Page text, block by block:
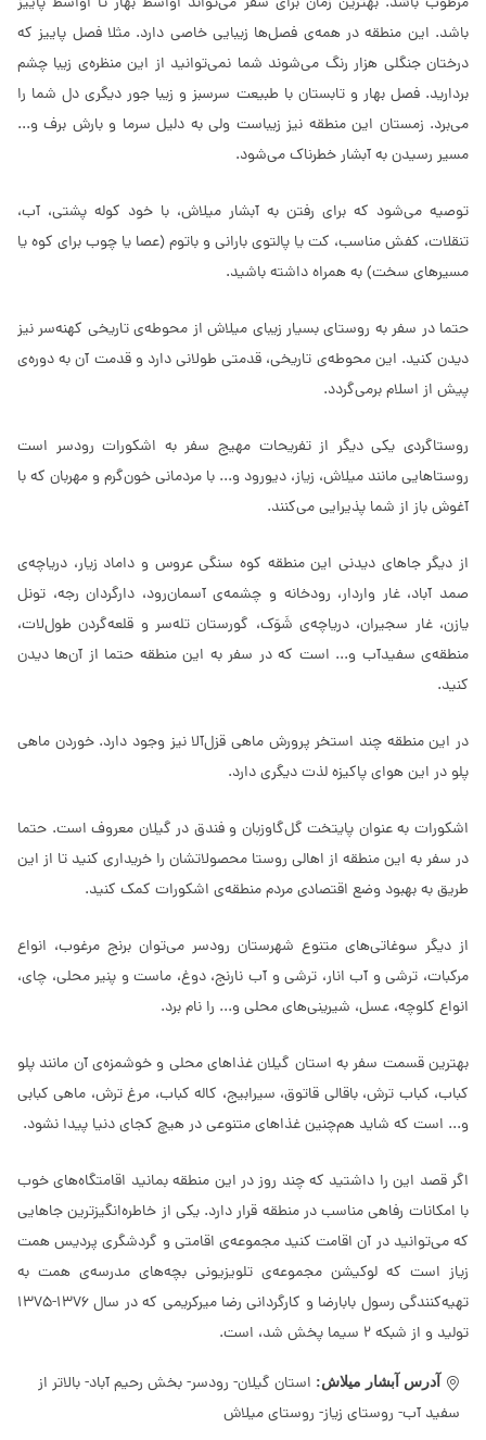
باشد. این منطقه در همه‌ی فصل‌ها زیبایی خاصی دارد. مثلا فصل پاییز که
درختان جنگلی هزار رنگ می‌شوند شما نمی‌توانید از این منظره‌ی زیبا چشم
بردارید. فصل بهار و تابستان با طبیعت سرسبز و زیبا جور دیگری دل شما را
می‌برد. زمستان این منطقه نیز زیباست ولی به دلیل سرما و بارش برف و...
مسیر رسیدن به آبشار خطرناک می‌شود.
توصیه می‌شود که برای رفتن به آبشار میلاش، با خود کوله پشتی، آب،
تنقلات، کفش مناسب، کت یا پالتوی بارانی و باتوم (عصا یا چوب برای کوه یا
مسیرهای سخت) به همراه داشته باشید.
حتما در سفر به روستای بسیار زیبای میلاش از محوطه‌ی تاریخی کهنه‌سر نیز
دیدن کنید. این محوطه‌ی تاریخی، قدمتی طولانی دارد و قدمت آن به دوره‌ی
پیش از اسلام برمی‌گردد.
روستاگردی یکی دیگر از تفریحات مهیج سفر به اشکورات رودسر است
روستاهایی مانند میلاش، زیاز، دیورود و... با مردمانی خون‌گرم و مهربان که با
آغوش باز از شما پذیرایی می‌کنند.
از دیگر جاهای دیدنی این منطقه کوه سنگی عروس و داماد زیار، دریاچه‌ی
صمد آباد، غار واردار، رودخانه و چشمه‌ی آسمان‌رود، دارگردان رجه، تونل
یازن، غار سجیران، دریاچه‌ی شَوَک، گورستان تله‌سر و قلعه‌گردن طول‌لات،
منطقه‌ی ‌سفیدآب و... است که در سفر به این منطقه حتما از آن‌ها دیدن
کنید.
در این منطقه چند استخر پرورش ماهی قزل‌آلا نیز وجود دارد. خوردن ماهی
پلو در این هوای پاکیزه لذت دیگری دارد.
اشکورات به عنوان پایتخت گل‌گاوزبان و فندق در گیلان معروف است. حتما
در سفر به این منطقه از اهالی روستا محصولاتشان را خریداری کنید تا از این
طریق به بهبود وضع اقتصادی مردم منطقه‌ی اشکورات کمک کنید.
از دیگر سوغاتی‌های متنوع شهرستان رودسر می‌توان برنج مرغوب، انواع
مرکبات، ترشی و آب انار، ترشی و آب نارنج، دوغ، ماست و پنیر محلی، چای،
انواع کلوچه، عسل، شیرینی‌های محلی و... را نام برد.
بهترین قسمت سفر به استان گیلان غذاهای محلی و خوشمزه‌ی آن مانند پلو
کباب، کباب ترش، باقالی قاتوق، سیرابیج، کاله کباب، مرغ ترش، ماهی کبابی
و... است که شاید هم‌چنین غذاهای متنوعی در هیچ کجای دنیا پیدا نشود.
اگر قصد این را داشتید که چند روز در این منطقه بمانید اقامتگاه‌های خوب
با امکانات رفاهی مناسب در منطقه قرار دارد. یکی از خاطره‌انگیزترین جاهایی
که می‌توانید در آن اقامت کنید مجموعه‌ی اقامتی و گردشگری پردیس همت
زیاز است که لوکیشن مجموعه­‌ی تلویزیونی بچه‌های مدرسه‌ی همت به
تهیه‌کنندگی رسول بابارضا و کارگردانی رضا میرکریمی که در سال 1376-1375
تولید و از شبکه 2 سیما پخش شد، است.
آدرس آبشار میلاش: استان گیلان- رودسر- بخش رحیم آباد- بالاتر از
سفید آب- روستای زیاز- روستای میلاش